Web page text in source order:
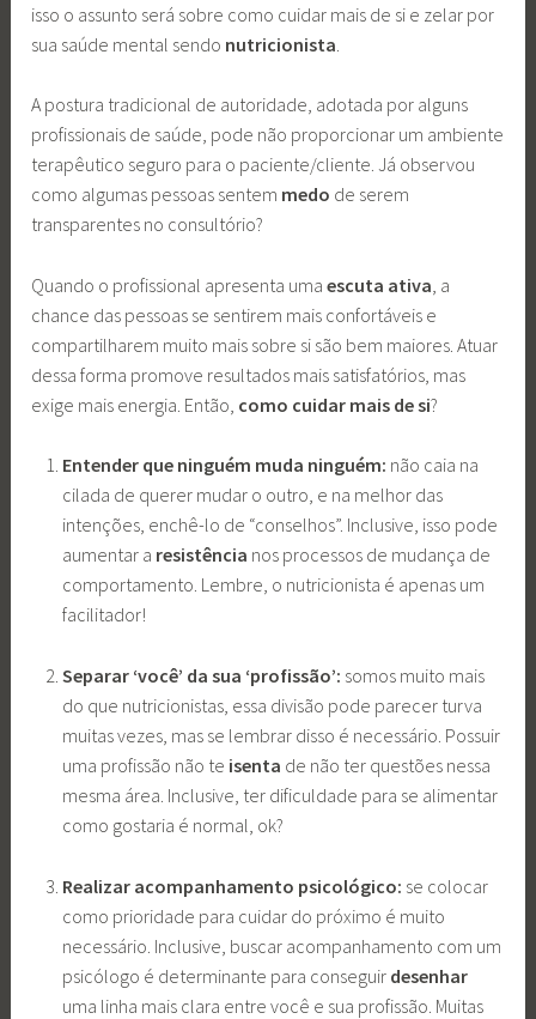
isso o assunto será sobre como cuidar mais de si e zelar por
sua saúde mental sendo nutricionista
A postura tradicional de autoridade, adotada por alguns
profissionais de saúde, pode não proporcionar um ambiente
terapêutico seguro para o paciente/cliente. Já observou
como algumas pessoas sentem medo de serem
transparentes no consultório?
Quando o profissional apresenta umaescuta ativa , a
chance das pessoas se sentirem mais confortáveis e
compartilharem muito mais sobre si são bem maiores. Atuar
dessa forma promove resultados mais satisfatórios, mas
exige mais energia. Então, como cuidar mais de si?
Entender que ninguém muda ninguém: não caia na
cilada de querer mudar o outro, e na melhor das
intenções, enchê-lo de “conselhos”. Inclusive, isso pode
aumentar a resistência nos processos de mudança de
comportamento. Lembre, o nutricionista é apenas um
facilitador!
Separar ‘você’ da sua ‘profissão’: somos muito mais
do que nutricionistas, essa divisão pode parecer turva
muitas vezes, mas se lembrar disso é necessário. Possuir
uma profissão não te isenta de não ter questões nessa
mesma área. Inclusive, ter dificuldade para se alimentar
como gostaria é normal, ok?
Realizar acompanhamento psicológico: se colocar
como prioridade para cuidar do próximo é muito
necessário. Inclusive, buscar acompanhamento com um
psicólogo é determinante para conseguir desenhar
uma linha mais clara entre você e sua profissão. Muitas